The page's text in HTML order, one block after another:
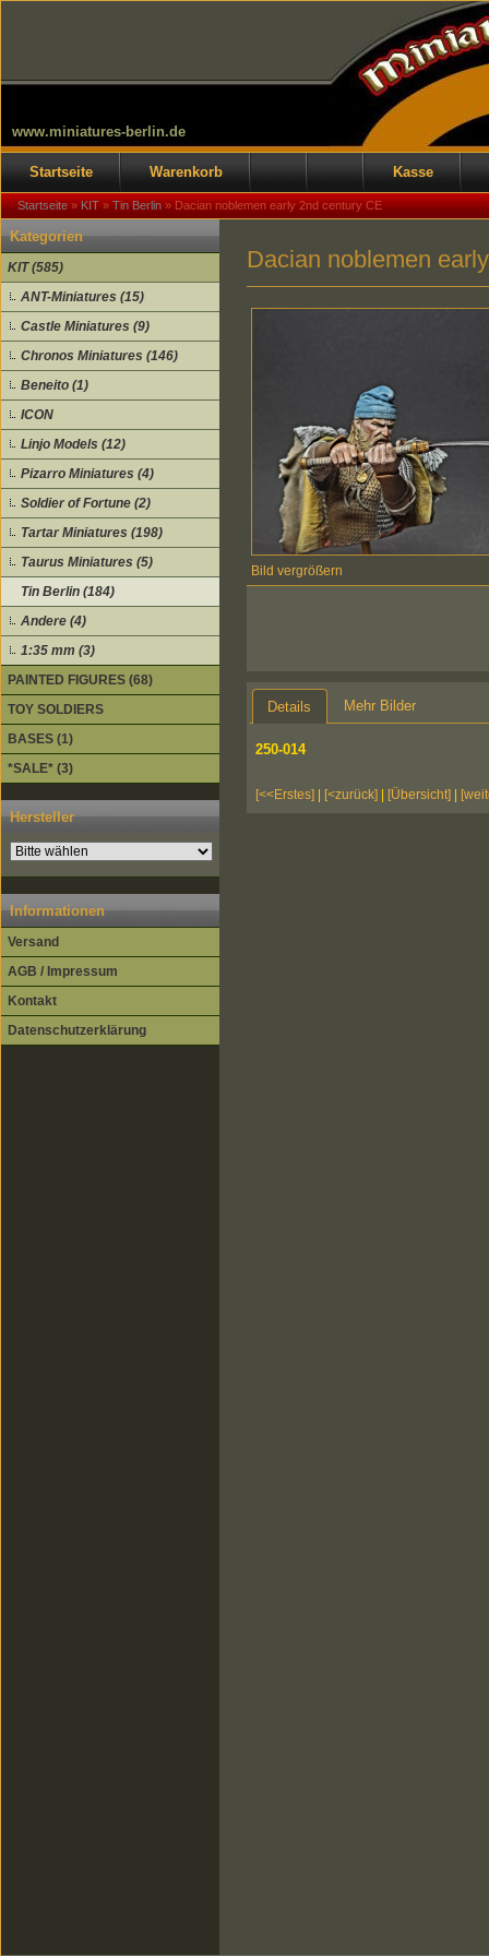
www.miniatures-berlin.de
Startseite Warenkorb Kasse
Startseite»KIT»Tin Berlin»Dacian noblemen early 2nd century CE
Kategorien
KIT (585)
ANT-Miniatures (15)
Castle Miniatures (9)
Chronos Miniatures (146)
Beneito (1)
ICON
Linjo Models (12)
Pizarro Miniatures (4)
Soldier of Fortune (2)
Tartar Miniatures (198)
Taurus Miniatures (5)
Tin Berlin (184)
Andere (4)
1:35 mm (3)
PAINTED FIGURES (68)
TOY SOLDIERS
BASES (1)
*SALE* (3)
Hersteller
Informationen
Versand
AGB / Impressum
Kontakt
Datenschutzerklärung
Dacian noblemen
Bild vergrößern
Details Mehr Bilder
250-014
[<<Erstes] [<zurück] [Übersicht]